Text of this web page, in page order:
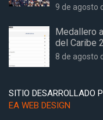
9 de agosto
Medallero
del Caribe
8 de agosto
SITIO DESARROLLADO
EA WEB DESIGN